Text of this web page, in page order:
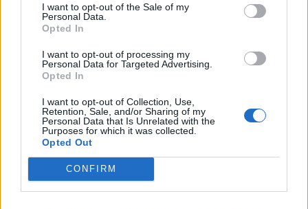
I want to opt-out of the Sale of my
Personal Data.
Opted In
I want to opt-out of processing my
Personal Data for Targeted Advertising.
Opted In
I want to opt-out of Collection, Use,
Retention, Sale, and/or Sharing of my
Personal Data that Is Unrelated with the
Purposes for which it was collected.
Opted Out
CONFIRM
Faut-il utiliser des produits
Les produits spécialisés pour le nettoyage des miroirs
vinaigre blanc ou le bicarbonate de soude sont tout
aussi performantes et respectueuses de
l’environnement. La clé réside dans la technique et
dans l’utilisation d’outils adaptés.
Résumé des meilleures astuces pour